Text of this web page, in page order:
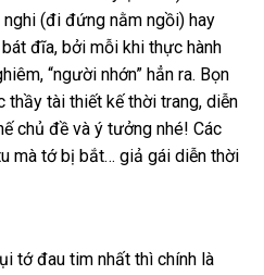
(đi đứng nằm ngồi) hay
đĩa, bởi mỗi khi thực hành
“người nhớn” hẳn ra. Bọn
thầy tài thiết kế thời trang, diễn
chủ đề và ý tưởng nhé! Các
mà tớ bị bắt… giả gái diễn thời
tớ đau tim nhất thì chính là